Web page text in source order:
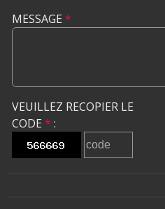
MESSAGE *
VEUILLEZ RECOPIER LE
CODE * :